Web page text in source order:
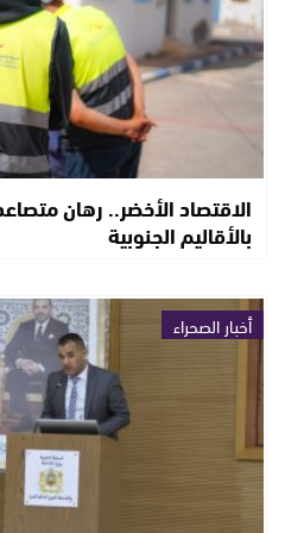
الاقتصاد الأخضر.. رهان
بالأقاليم الجنوبية
أخبار الصحراء